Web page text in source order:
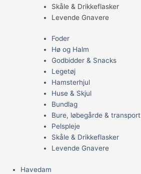
Skåle & Drikkeflasker
Levende Gnavere
Foder
Hø og Halm
Godbidder & Snacks
Legetøj
Hamsterhjul
Huse & Skjul
Bundlag
Bure, løbegårde & transport
Pelspleje
Skåle & Drikkeflasker
Levende Gnavere
Havedam